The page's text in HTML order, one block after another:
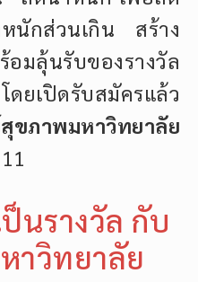
“ลดน้ำหนัก เพื่อลด
นักส่วนเกิน สร้าง
มลุ้นรับของรางวัล
เปิดรับสมัครแล้ว
ขภาพมหาวิทยาลัย
นรางวัล กับ
าวิทยาลัย